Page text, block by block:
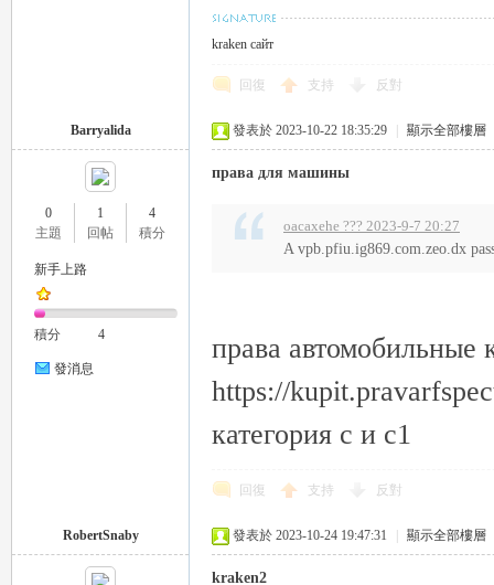
kraken сайт
回復 支持 反對
Barryalida
0
主題
1
回帖
4
積分
新手上路
積分 4
發消息
發表於 2023-10-22 18:35:29 顯示全部樓層
права для машины
oacaxehe ??? 2023-9-7 20:27
A vpb.pfiu.ig869.com.zeo.dx
права автомобильные
https://
категория с и с1
回復 支持 反對
RobertSnaby 發表於 2023-10-24 19:47:31 顯示全部樓層
kraken2